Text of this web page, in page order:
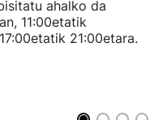
ahalko da
11:00etatik
21:00etara.